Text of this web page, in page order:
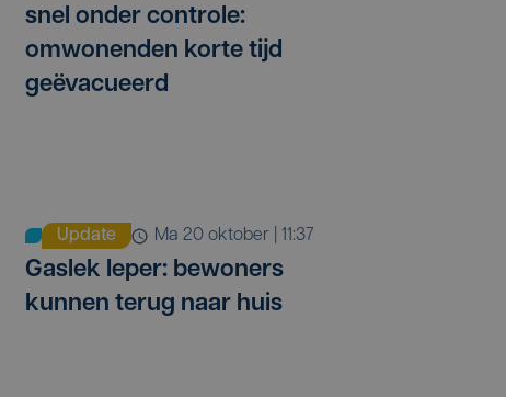
snel onder controle:
omwonenden korte tijd
geëvacueerd
Update ma 20 oktober | 11:37
Gaslek Ieper: bewoners
kunnen terug naar huis